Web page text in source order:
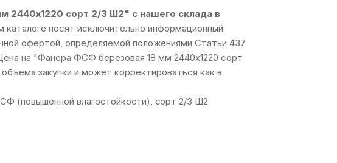
2440х1220 сорт 2/3 Ш2" с нашего склада в
носят исключительно информационный
офертой, определяемой положениями Статьи 437
на "Фанера ФСФ березовая 18 мм 2440х1220 сорт
закупки и может корректироваться как в
(повышенной влагостойкости), сорт 2/3 Ш2